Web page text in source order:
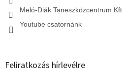
Meló-Diák Taneszközcentrum Kft
Youtube csatornánk
Feliratkozás hírlevélre